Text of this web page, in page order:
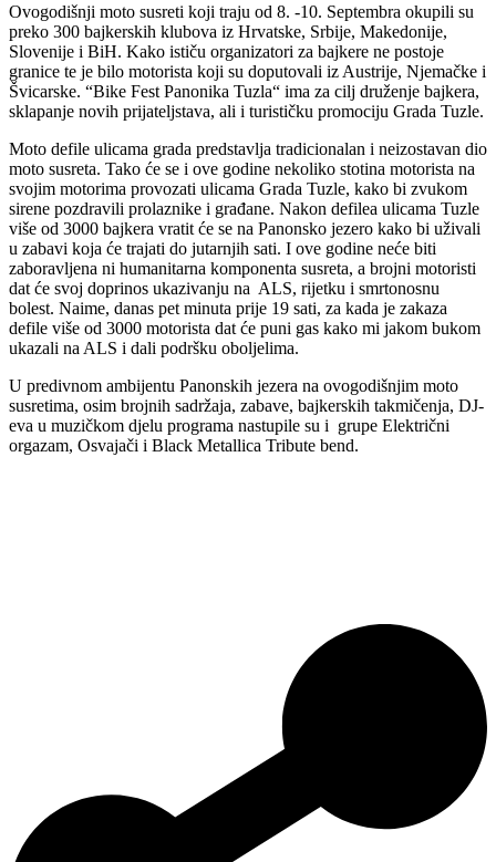
Ovogodišnji moto susreti koji traju od 8. -10. Septembra okupili su
preko 300 bajkerskih klubova iz Hrvatske, Srbije, Makedonije,
Slovenije i BiH. Kako ističu organizatori za bajkere ne postoje
granice te je bilo motorista koji su doputovali iz Austrije, Njemačke i
Švicarske. “Bike Fest Panonika Tuzla“ ima za cilj druženje bajkera,
sklapanje novih prijateljstava, ali i turističku promociju Grada Tuzle.
Moto defile ulicama grada predstavlja tradicionalan i neizostavan dio
moto susreta. Tako će se i ove godine nekoliko stotina motorista na
svojim motorima provozati ulicama Grada Tuzle, kako bi zvukom
sirene pozdravili prolaznike i građane. Nakon defilea ulicama Tuzle
više od 3000 bajkera vratit će se na Panonsko jezero kako bi uživali
u zabavi koja će trajati do jutarnjih sati. I ove godine neće biti
zaboravljena ni humanitarna komponenta susreta, a brojni motoristi
dat će svoj doprinos ukazivanju na ALS, rijetku i smrtonosnu
bolest. Naime, danas pet minuta prije 19 sati, za kada je zakaza
defile više od 3000 motorista dat će puni gas kako mi jakom bukom
ukazali na ALS i dali podršku oboljelima.
U predivnom ambijentu Panonskih jezera na ovogodišnjim moto
susretima, osim brojnih sadržaja, zabave, bajkerskih takmičenja, DJ-
eva u muzičkom djelu programa nastupile su i grupe Električni
orgazam, Osvajači i Black Metallica Tribute bend.